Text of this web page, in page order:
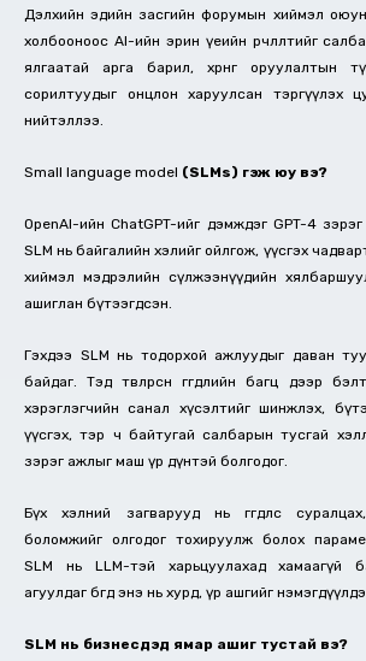
Дэлхийн эдийн засгийн форумын хиймэл
холбооноос AI-ийн эрин үеийн өөрчлөлтийг
ялгаатай арга барил, хөрөнгө оруулалтын
сорилтуудыг онцлон харуулсан тэргүүлэх
нийтэллээ.
Small language model (SLMs) гэж юу вэ?
OpenAI-ийн ChatGPT-ийг дэмждэг GPT-4
SLM нь байгалийн хэлийг ойлгож, үүсгэх
хиймэл мэдрэлийн сүлжээнүүдийн
ашиглан бүтээгдсэн.
Гэхдээ SLM нь тодорхой ажлуудыг даван
байдаг. Тэд төвлөрсөн өгөгдлийн багц дээр
хэрэглэгчийн санал хүсэлтийг шинжлэх,
үүсгэх, тэр ч байтугай салбарын тусгай
зэрэг ажлыг маш үр дүнтэй болгодог.
Бүх хэлний загварууд нь өгөгдөлөөс
боломжийг олгодог тохируулж болох
SLM нь LLM-тэй харьцуулахад хамаагүй
агуулдаг бөгөөд энэ нь хурд, үр ашгийг
SLM нь бизнесүүдэд ямар ашиг тустай вэ?